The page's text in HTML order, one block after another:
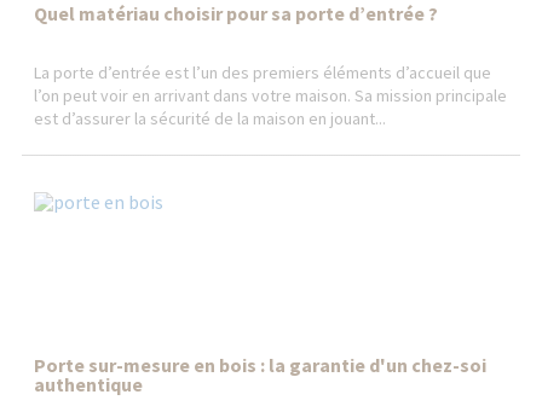
Quel matériau choisir pour sa porte d’entrée ?
La porte d’entrée est l’un des premiers éléments d’accueil que
l’on peut voir en arrivant dans votre maison. Sa mission principale
est d’assurer la sécurité de la maison en jouant...
Porte sur-mesure en bois : la garantie d'un chez-soi
authentique